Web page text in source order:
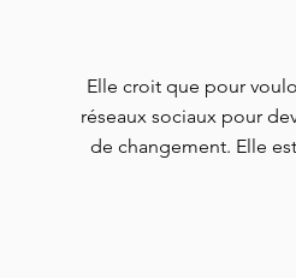
Elle croit que pour
réseaux sociaux pour
de changement. Elle